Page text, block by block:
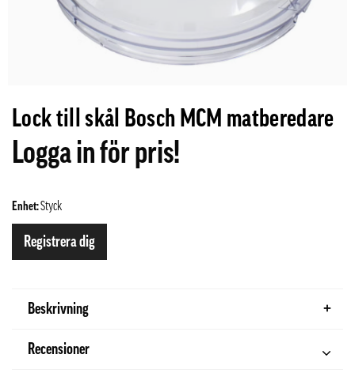
Lock till skål Bosch MCM matberedare
Logga in för pris!
Enhet:Styck
Registrera dig
Beskrivning
Recensioner